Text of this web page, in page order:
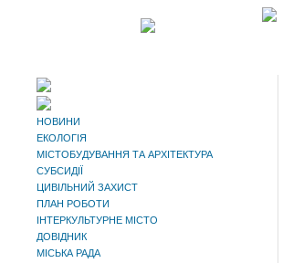
НОВИНИ
ЕКОЛОГІЯ
МІСТОБУДУВАННЯ ТА АРХІТЕКТУРА
СУБСИДІЇ
ЦИВІЛЬНИЙ ЗАХИСТ
ПЛАН РОБОТИ
ІНТЕРКУЛЬТУРНЕ МІСТО
ДОВІДНИК
МІСЬКА РАДА